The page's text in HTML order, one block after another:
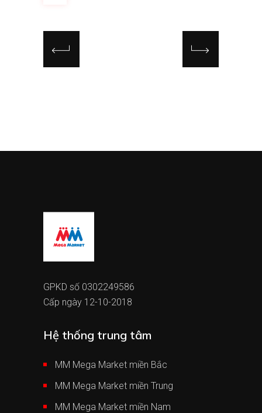
GPKD số 0302249586
Cấp ngày 12-10-2018
Hệ thống trung tâm
MM Mega Market miền Bắc
MM Mega Market miền Trung
MM Mega Market miền Nam